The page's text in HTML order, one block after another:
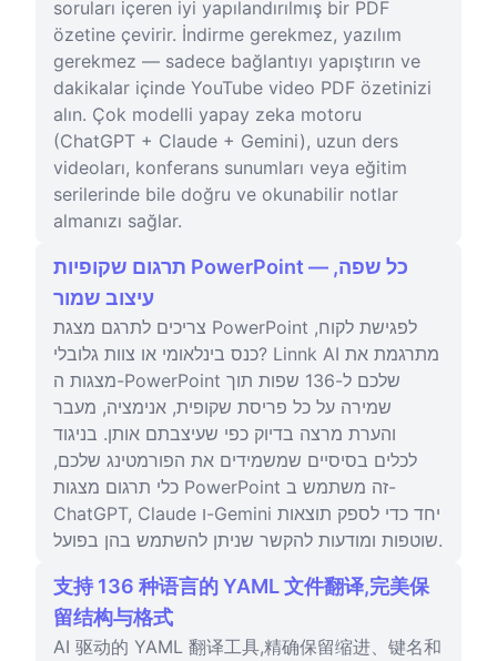
soruları içeren iyi yapılandırılmış bir PDF
özetine çevirir. İndirme gerekmez, yazılım
gerekmez — sadece bağlantıyı yapıştırın ve
dakikalar içinde YouTube video PDF özetinizi
alın. Çok modelli yapay zeka motoru
(ChatGPT + Claude + Gemini), uzun ders
videoları, konferans sunumları veya eğitim
serilerinde bile doğru ve okunabilir notlar
almanızı sağlar.
תרגום שקופיות PowerPoint — כל שפה,
עיצוב שמור
צריכים לתרגם מצגת PowerPoint לפגישת לקוח,
כנס בינלאומי או צוות גלובלי? Linnk AI מתרגמת את
מצגות ה-PowerPoint שלכם ל-136 שפות תוך
שמירה על כל פריסת שקופית, אנימציה, מעבר
והערת מרצה בדיוק כפי שעיצבתם אותן. בניגוד
לכלים בסיסיים שמשמידים את הפורמטינג שלכם,
כלי תרגום מצגות PowerPoint זה משתמש ב-
ChatGPT, Claude ו-Gemini יחד כדי לספק תוצאות
שוטפות ומודעות להקשר שניתן להשתמש בהן בפועל.
支持 136 种语言的 YAML 文件翻译,完美保
留结构与格式
AI 驱动的 YAML 翻译工具,精确保留缩进、键名和